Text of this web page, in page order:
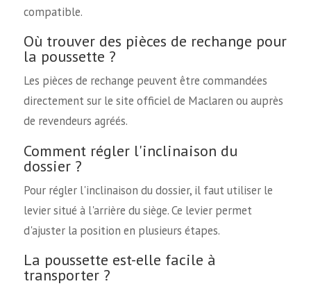
compatible.
Où trouver des pièces de rechange pour
la poussette ?
Les pièces de rechange peuvent être commandées
directement sur le site officiel de Maclaren ou auprès
de revendeurs agréés.
Comment régler l'inclinaison du
dossier ?
Pour régler l'inclinaison du dossier, il faut utiliser le
levier situé à l'arrière du siège. Ce levier permet
d'ajuster la position en plusieurs étapes.
La poussette est-elle facile à
transporter ?